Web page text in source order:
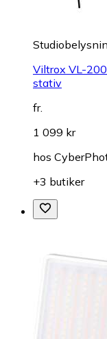
Viltrox VL-
stativ
fr.
1 099 kr
hos
+3 butiker